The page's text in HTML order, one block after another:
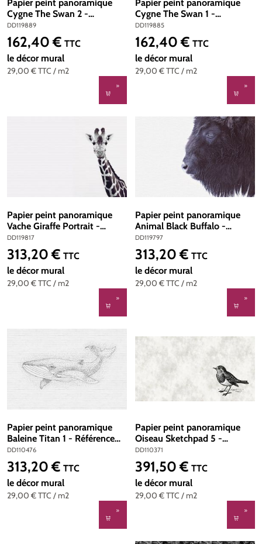
Papier peint panoramique
Cygne The Swan 2 -
Référence DD119889 -
Intissé 200g/m2 - Standard
200 x 280
DD119889
29,00 €TTC / m2
Prix régulier :
162,40 € TTC
le décor mural
Papier peint panoramique
Cygne The Swan 1 -
Référence DD119885 -
Intissé 200g/m2 - Standard
200 x 280
DD119885
29,00 €TTC / m2
Prix régulier :
162,40 € TTC
le décor mural
Papier peint panoramique
Vache Giraffe Portrait -
Référence DD119817 - Intissé
200g/m2 - Standard 400 x
270
DD119817
29,00 €TTC / m2
Prix régulier :
313,20 € TTC
le décor mural
Papier peint panoramique
Animal Black Buffalo -
Référence DD119797 - Intissé
200g/m2 - Standard 400 x
270
DD119797
29,00 €TTC / m2
Prix régulier :
313,20 € TTC
le décor mural
Papier peint panoramique
Baleine Titan 1 - Référence
DD110476 - Intissé 200g/m2
- Standard 400 x 270
DD110476
29,00 €TTC / m2
Prix régulier :
313,20 € TTC
le décor mural
Papier peint panoramique
Oiseau Sketchpad 5 -
Référence DD110371 - Intissé
200g/m2 - Standard 500 x
270
DD110371
29,00 €TTC / m2
Prix régulier :
391,50 € TTC
le décor mural